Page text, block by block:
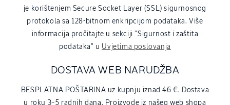
je korištenjem Secure Socket Layer (SSL) sigurnosnog
protokola sa 128-bitnom enkripcijom podataka. Više
informacija pročitajte u sekciji "Sigurnost i zaštita
podataka" u Uvjetima poslovanja
DOSTAVA WEB NARUDŽBA
BESPLATNA POŠTARINA uz kupnju iznad 46 €. Dostava
u roku 3–5 radnih dana. Proizvode iz našeg web shopa